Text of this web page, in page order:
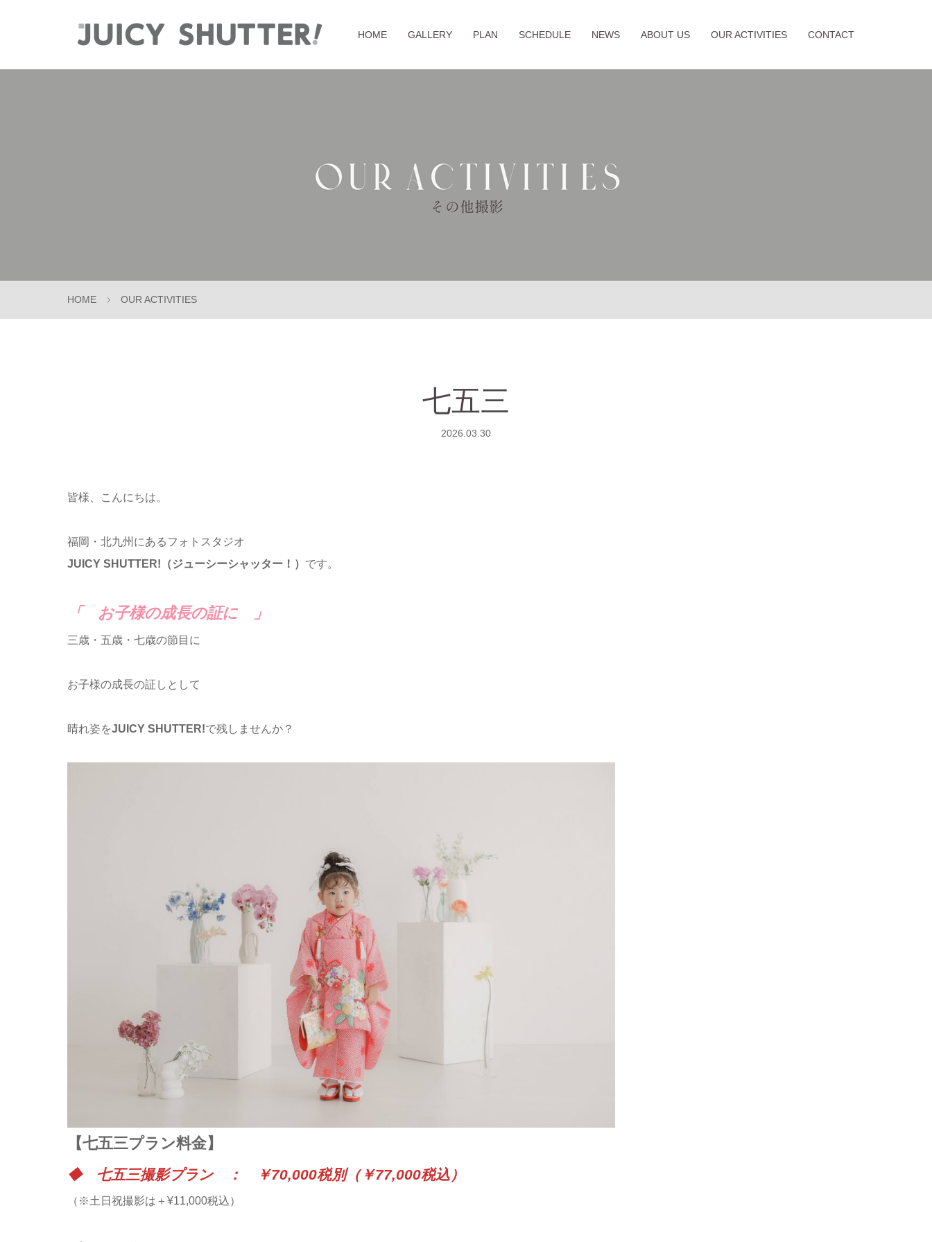
HOME GALLERY PLAN SCHEDULE NEWS ABOUT US OUR ACTIVITIES CONTACT
HOME OUR ACTIVITIES
七五三
2026.03.30
皆様、こんにちは。
福岡・北九州にあるフォトスタジオ
JUICY SHUTTER!（ジューシーシャッター！） です。
「 お子様の成長の証に 」
三歳・五歳・七歳の節目に
お子様の成長の証しとして
晴れ姿をJUICY SHUTTER!で残しませんか？
【七五三プラン料金】
◆ 七五三撮影プラン ： ￥70,000税別（￥77,000税込）
（※土日祝撮影は＋¥11,000税込）